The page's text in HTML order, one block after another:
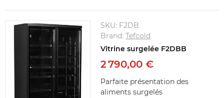
SKU: F2DB
Brand:Tefcold
Vitrine surgelée F2DBB
2 790,00 €
Parfaite présentation des
aliments surgelés